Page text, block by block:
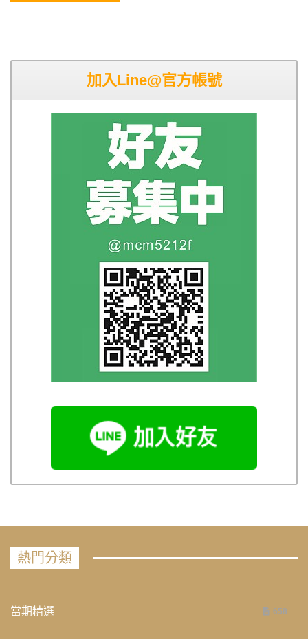
加入Line@官方帳號
熱門分類
當期精選 658